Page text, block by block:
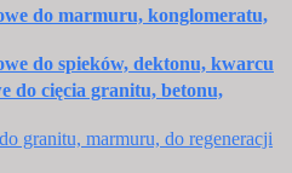
do marmuru, konglomeratu,
do spieków, dektonu, kwarcu
do cięcia granitu, betonu,
granitu, marmuru, do regeneracji